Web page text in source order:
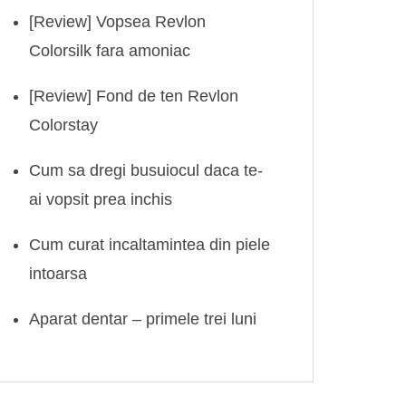
[Review] Vopsea Revlon
Colorsilk fara amoniac
[Review] Fond de ten Revlon
Colorstay
Cum sa dregi busuiocul daca te-
ai vopsit prea inchis
Cum curat incaltamintea din piele
intoarsa
Aparat dentar – primele trei luni